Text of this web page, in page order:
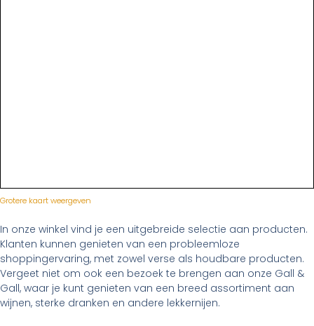
Grotere kaart weergeven
In onze winkel vind je een uitgebreide selectie aan producten.
Klanten kunnen genieten van een probleemloze
shoppingervaring, met zowel verse als houdbare producten.
Vergeet niet om ook een bezoek te brengen aan onze Gall &
Gall, waar je kunt genieten van een breed assortiment aan
wijnen, sterke dranken en andere lekkernijen.